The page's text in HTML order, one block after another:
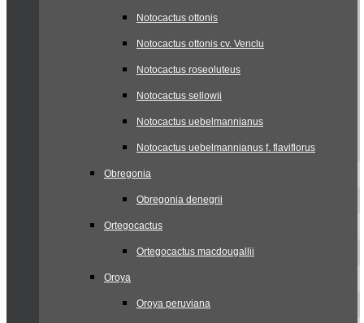
Notocactus ottonis
Notocactus ottonis cv. Venclu
Notocactus roseoluteus
Notocactus sellowii
Notocactus uebelmannianus
Notocactus uebelmannianus f. flaviflorus
Obregonia
Obregonia denegrii
Ortegocactus
Ortegocactus macdougallii
Oroya
Oroya peruviana